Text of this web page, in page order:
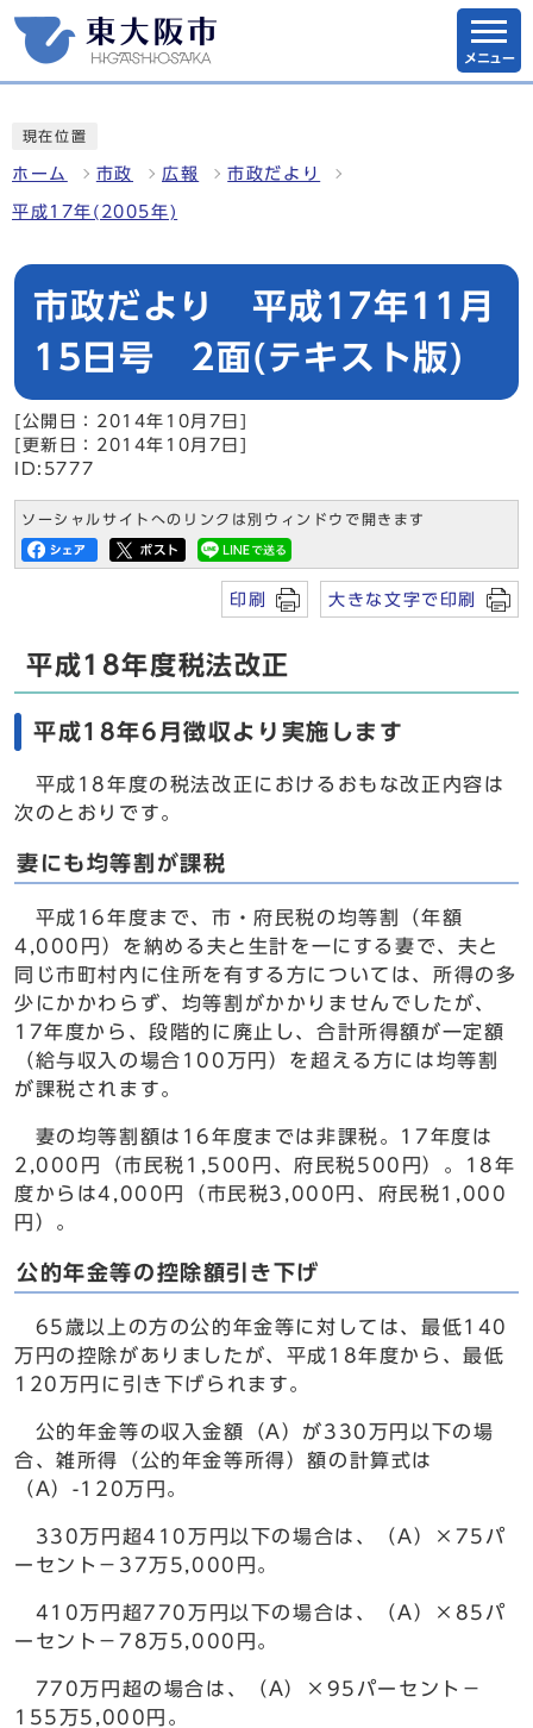
メニュー
現在位置
ホーム 市政 広報 市政だより
平成17年(2005年)
市政だより 平成17年11月
15日号 2面(テキスト版)
[公開日：2014年10月7日]
[更新日：2014年10月7日]
ID:5777
ソーシャルサイトへのリンクは別ウィンドウで開きます
印刷 大きな文字で印刷
平成18年度税法改正
平成18年6月徴収より実施します
平成18年度の税法改正におけるおもな改正内容は
次のとおりです。
妻にも均等割が課税
平成16年度まで、市・府民税の均等割（年額
4,000円）を納める夫と生計を一にする妻で、夫と
同じ市町村内に住所を有する方については、所得の多
少にかかわらず、均等割がかかりませんでしたが、
17年度から、段階的に廃止し、合計所得額が一定額
（給与収入の場合100万円）を超える方には均等割
が課税されます。
妻の均等割額は16年度までは非課税。17年度は
2,000円（市民税1,500円、府民税500円）。18年
度からは4,000円（市民税3,000円、府民税1,000
円）。
公的年金等の控除額引き下げ
65歳以上の方の公的年金等に対しては、最低140
万円の控除がありましたが、平成18年度から、最低
120万円に引き下げられます。
公的年金等の収入金額（A）が330万円以下の場
合、雑所得（公的年金等所得）額の計算式は
（A）-120万円。
330万円超410万円以下の場合は、（A）×75パ
ーセント－37万5,000円。
410万円超770万円以下の場合は、（A）×85パ
ーセント－78万5,000円。
770万円超の場合は、（A）×95パーセント－
155万5,000円。